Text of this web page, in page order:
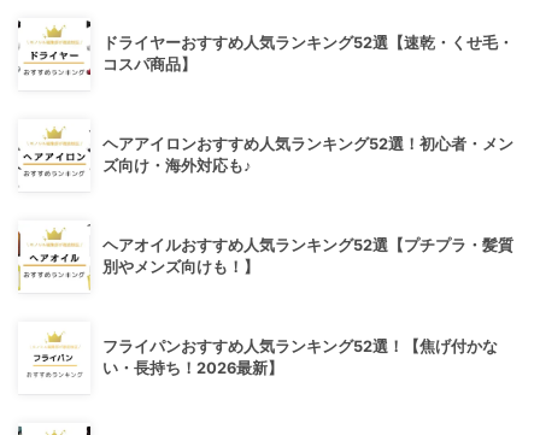
ドライヤーおすすめ人気ランキング52選【速乾・くせ毛・
コスパ商品】
ヘアアイロンおすすめ人気ランキング52選！初心者・メン
ズ向け・海外対応も♪
ヘアオイルおすすめ人気ランキング52選【プチプラ・髪質
別やメンズ向けも！】
フライパンおすすめ人気ランキング52選！【焦げ付かな
い・長持ち！2026最新】